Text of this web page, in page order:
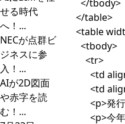
せる時代
へ！...
NECが点群ビ
ジネスに参
入！...
AIが2D図面
や赤字を読
む！...
</tbody>
</table>
<table
<tbody>
<tr>
<td
<td
<p>発行
<p>今年